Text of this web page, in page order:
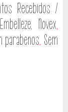
Recebidos /
Embelleze, Novex,
parabenos, Sem